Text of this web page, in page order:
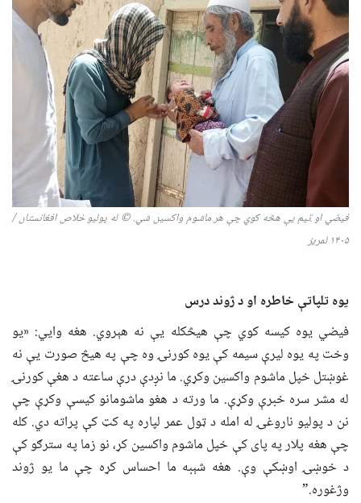
فیضي او ټیم یې هڅه کوي چې هر ماشوم واکسین شي.© له پولیو خلاص افغانستان /
۱۴۰۵ لمریز
یوه تلپاتې خاطره او د ژوند درس
فیضي یوه کیسه کوي چې هیڅکله یې نه هېروي. هغه وايي: «یو
وخت په یوه لیرې سیمه کې یوه کورنۍ وه چې په هیڅ صورت یې نه
غوښتل خپل ماشوم واکسین وکړي. ما نږدې درې ساعته د هغې کورنۍ
له مشر سره خبرې وکړې. ما ورته د هغو ماشومانو کیسې وکړې چې
نن د پولیو ناروغۍ له امله د ټول عمر لپاره په کټ کې پراته دي. کله
چې هغه پلار په پای کې خپل ماشوم واکسین کړ، نو زما په سترګو کې
د خوښۍ اوښکې وې. هغه شېبه ما احساس کړه چې ما یو ژوند
وژغوره.”